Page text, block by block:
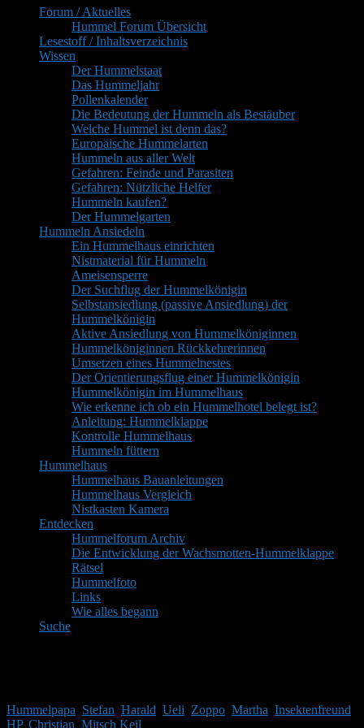
Widgetbereich
Forum / Aktuelles
Hummel Forum Übersicht
Lesestoff / Inhaltsverzeichnis
Wissen
Der Hummelstaat
Das Hummeljahr
Pollenkalender
Die Bedeutung der Hummeln als Bestäuber
Welche Hummel ist denn das?
Europäische Hummelarten
Hummeln aus aller Welt
Gefahren: Feinde und Parasiten
Gefahren: Nützliche Helfer
Hummeln kaufen?
Der Hummelgarten
Hummeln Ansiedeln
Ein Hummelhaus einrichten
Nistmaterial für Hummeln
Ameisensperre
Der Suchflug der Hummelkönigin
Selbstansiedlung (passive Ansiedlung) der
Hummelkönigin
Aktive Ansiedlung von Hummelköniginnen
Hummelköniginnen Rückkehrerinnen
Umsetzen eines Hummelnestes
Der Orientierungsflug einer Hummelkönigin
Hummelkönigin im Hummelhaus
Wie erkenne ich ob ein Hummelhotel belegt ist?
Anleitung: Hummelklappe
Kontrolle Hummelhaus
Hummeln füttern
Hummelhaus
Hummelhaus Bauanleitungen
Hummelhaus Vergleich
Nistkasten Kamera
Entdecken
Hummelforum Archiv
Die Entwicklung der Wachsmotten-Hummelklappe
Rätsel
Hummelfoto
Links
Wie alles begann
Suche
Hummelpapa Stefan Harald Ueli Zoppo Martha Insektenfreund
HP, Christian Mitsch Keil